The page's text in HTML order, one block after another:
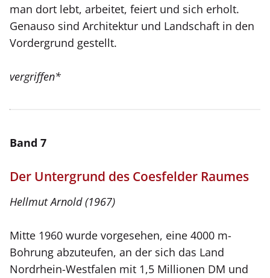
man dort lebt, arbeitet, feiert und sich erholt.
Genauso sind Architektur und Landschaft in den
Vordergrund gestellt.
vergriffen*
Band 7
Der Untergrund des Coesfelder Raumes
Hellmut Arnold (1967)
Mitte 1960 wurde vorgesehen, eine 4000 m-
Bohrung abzuteufen, an der sich das Land
Nordrhein-Westfalen mit 1,5 Millionen DM und